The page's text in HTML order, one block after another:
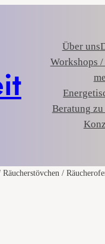
Über uns
Workshops
Beratung
Räucherstövchen /